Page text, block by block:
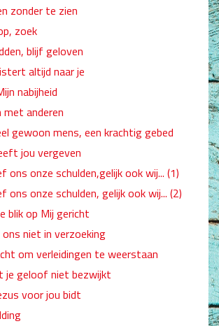
Ouderschap
zonder te zien
zoek
blijf geloven
altijd naar je
nabijheid
met anderen
gewoon mens, een krachtig gebed
jou vergeven
ons onze schulden,gelijk ook wij... (1)
ons onze schulden, gelijk ook wij... (2)
blik op Mij gericht
ons niet in verzoeking
om verleidingen te weerstaan
je geloof niet bezwijkt
voor jou bidt